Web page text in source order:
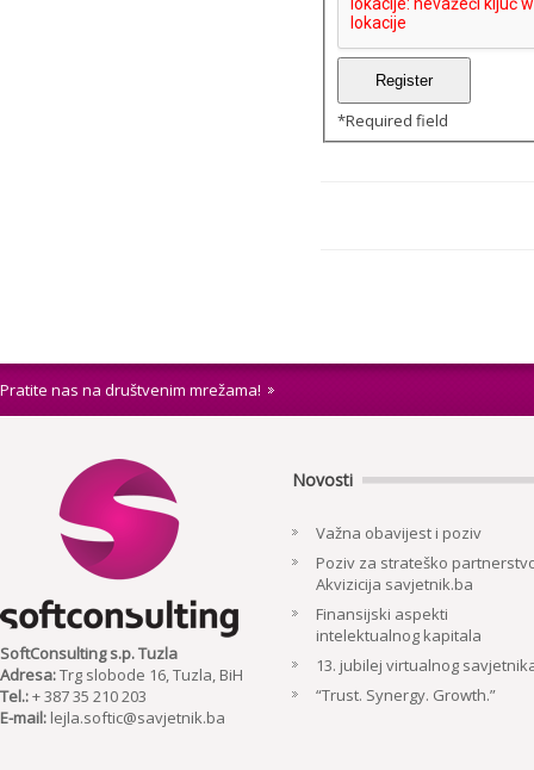
*Required field
Pratite nas na društvenim mrežama!
SoftConsulting s.p. Tuzla
Adresa:Trg slobode 16, Tuzla, BiH
Tel.:+ 387 35 210 203
E-mail: lejla.softic@savjetnik.ba
Novosti
Važna obavijest i poziv
Poziv za strateško
Akvizicija savjetnik.ba
Finansijski aspekti
intelektualnog kapitala
13. jubilej virtualnog
“Trust. Synergy. Growth.”